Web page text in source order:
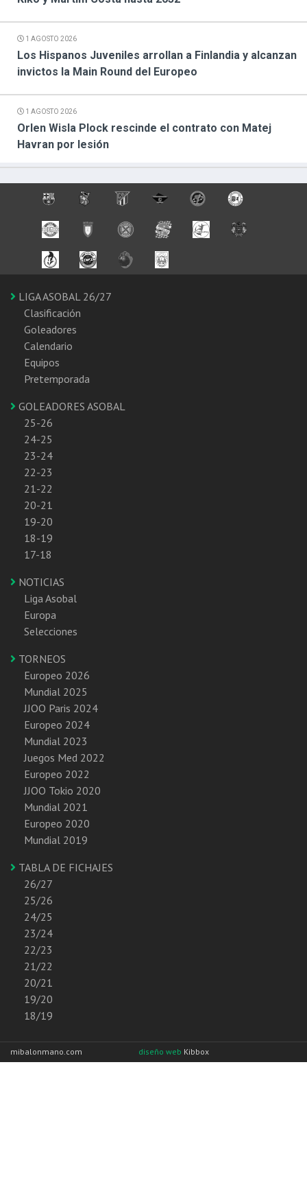
1 AGOSTO 2026
Los Hispanos Juveniles arrollan a Finlandia y alcanzan
invictos la Main Round del Europeo
1 AGOSTO 2026
Orlen Wisla Plock rescinde el contrato con Matej
Havran por lesión
LIGA ASOBAL 26/27
Clasificación
Goleadores
Calendario
Equipos
Pretemporada
GOLEADORES ASOBAL
25-26
24-25
23-24
22-23
21-22
20-21
19-20
18-19
17-18
NOTICIAS
Liga Asobal
Europa
Selecciones
TORNEOS
Europeo 2026
Mundial 2025
JJOO Paris 2024
Europeo 2024
Mundial 2023
Juegos Med 2022
Europeo 2022
JJOO Tokio 2020
Mundial 2021
Europeo 2020
Mundial 2019
TABLA DE FICHAJES
26/27
25/26
24/25
23/24
22/23
21/22
20/21
19/20
18/19
mibalonmano.com diseño web Kibbox